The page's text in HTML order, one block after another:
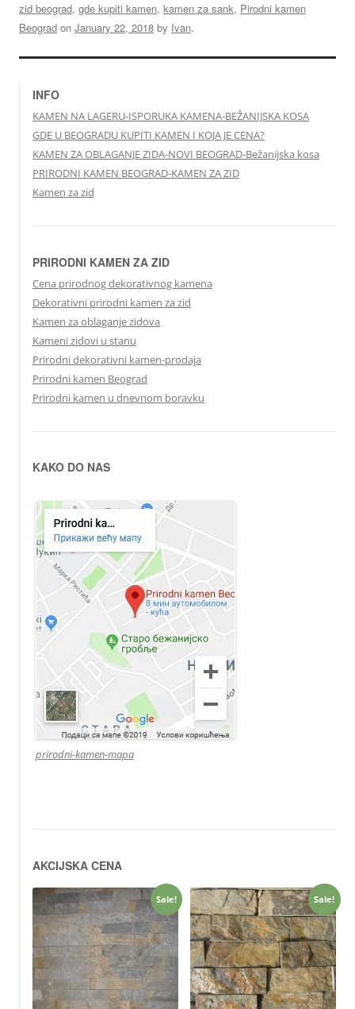
zid beograd, gde kupiti kamen, kamen za sank, Pirodni kamen
Beograd on January 22, 2018 by Ivan.
INFO
KAMEN NA LAGERU-ISPORUKA KAMENA-BEŽANIJSKA KOSA
GDE U BEOGRADU KUPITI KAMEN I KOJA JE CENA?
KAMEN ZA OBLAGANJE ZIDA-NOVI BEOGRAD-Bežanijska kosa
PRIRODNI KAMEN BEOGRAD-KAMEN ZA ZID
Kamen za zid
PRIRODNI KAMEN ZA ZID
Cena prirodnog dekorativnog kamena
Dekorativni prirodni kamen za zid
Kamen za oblaganje zidova
Kameni zidovi u stanu
Prirodni dekorativni kamen-prodaja
Prirodni kamen Beograd
Prirodni kamen u dnevnom boravku
KAKO DO NAS
prirodni-kamen-mapa
AKCIJSKA CENA
Sale! Sale!